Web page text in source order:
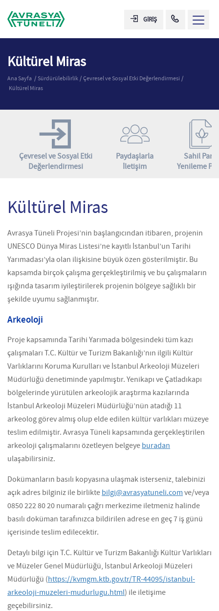
GİRİŞ
Kültürel Miras
Ana Sayfa Sürdürülebilirlik
Çevresel ve Sosyal Etki Değerlendirmesi
Kültürel Miras
Çevresel ve Sosyal Etki
Değerlendirmesi
Paydaşlarla
İletişim
Sahil Parkı
Yenileme
Kültürel Miras
Avrasya Tüneli Projesi’nin başlangıcından itibaren, projenin
UNESCO Dünya Miras Listesi’ne kayıtlı İstanbul’un Tarihi
Yarımadası’yla olan ilişkisine büyük özen gösterilmiştir. Bu
kapsamda birçok çalışma gerçekleştirilmiş ve bu çalışmaların
ışığında tasarım iyileştirilerek projenin bölgeye sağlıklı bir
şekilde uyumu sağlanmıştır.
Arkeoloji
Proje kapsamında Tarihi Yarımada bölgesindeki tüm kazı
çalışmaları T.C. Kültür ve Turizm Bakanlığı’nın ilgili Kültür
Varlıklarını Koruma Kurulları ve İstanbul Arkeoloji Müzeleri
Müdürlüğü denetiminde yapılmıştır. Yenikapı ve Çatladıkapı
bölgelerinde yürütülen arkeolojik araştırma kazılarında
İstanbul Arkeoloji Müzeleri Müdürlüğü’nün atadığı 11
arkeolog görev almış olup elde edilen kültür varlıkları müzeye
teslim edilmiştir. Avrasya Tüneli kapsamında gerçekleştirilen
arkeoloji çalışmalarını özetleyen belgeye buradan
ulaşabilirsiniz.
Dokümanların basılı kopyasına ulaşmak isterseniz, talebinizi
açık adres bilginiz ile birlikte bilgi@avrasyatuneli.com ve/veya
0850 222 80 20 numaralı çağrı merkezime iletmeniz halinde
basılı doküman tarafınızca bildirilen adrese en geç 7 iş günü
içerisinde teslim edilecektir.
Detaylı bilgi için T.C. Kültür ve Turizm Bakanlığı Kültür Varlıkları
ve Müzeler Genel Müdürlüğü, İstanbul Arkeoloji Müzeleri
Müdürlüğü (https://kvmgm.ktb.gov.tr/TR-44095/istanbul-
arkeoloji-muzeleri-mudurlugu.html) ile iletişime
geçebilirsiniz.